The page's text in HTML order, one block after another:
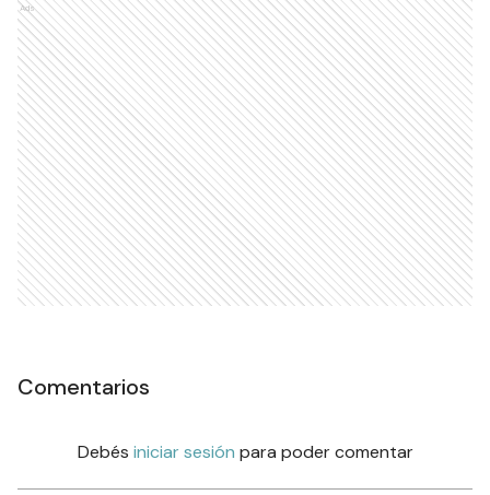
Ads
Comentarios
Debés iniciar sesión para poder comentar